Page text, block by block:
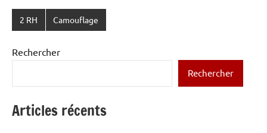
2 RH Camouflage
Rechercher
Rechercher
Articles récents